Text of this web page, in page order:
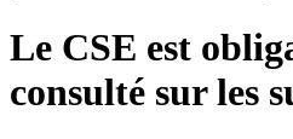
Le CSE est
consulté sur les